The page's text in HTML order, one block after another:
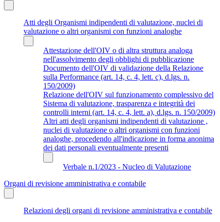
Atti degli Organismi indipendenti di valutazione, nuclei di
valutazione o altri organismi con funzioni analoghe
Attestazione dell'OIV o di altra struttura analoga
nell'assolvimento degli obblighi di pubblicazione
Documento dell'OIV di validazione della Relazione
sulla Performance (art. 14, c. 4, lett. c), d.lgs. n.
150/2009)
Relazione dell'OIV sul funzionamento complessivo del
Sistema di valutazione, trasparenza e integrità dei
controlli interni (art. 14, c. 4, lett. a), d.lgs. n. 150/2009)
Altri atti degli organismi indipendenti di valutazione ,
nuclei di valutazione o altri organismi con funzioni
analoghe, procedendo all'indicazione in forma anonima
dei dati personali eventualmente presenti
Verbale n.1/2023 - Nucleo di Valutazione
Organi di revisione amministrativa e contabile
Relazioni degli organi di revisione amministrativa e contabile